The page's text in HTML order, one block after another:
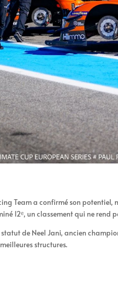
Team a confirmé son
12ᵉ, un classement qui ne
de Neel Jani, ancien
structures.